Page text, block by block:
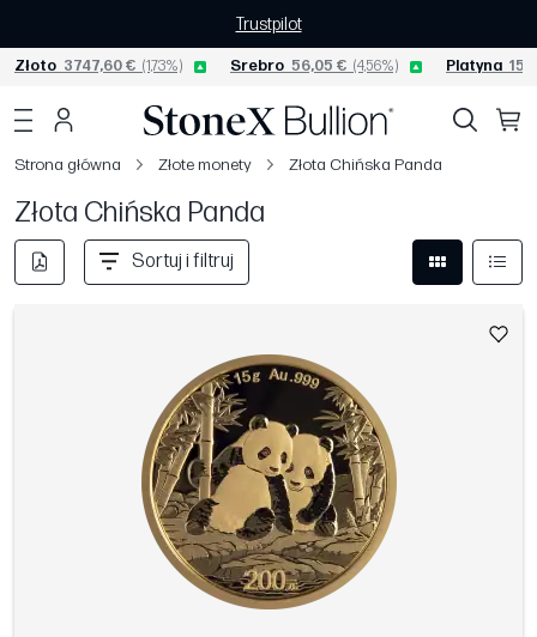
Trustpilot
Złoto 3747,60 € (1,73%) Srebro 56,05 € (4,56%) Platyna
Strona główna Złote monety Złota Chińska Panda
Złota Chińska Panda
Sortuj i filtruj